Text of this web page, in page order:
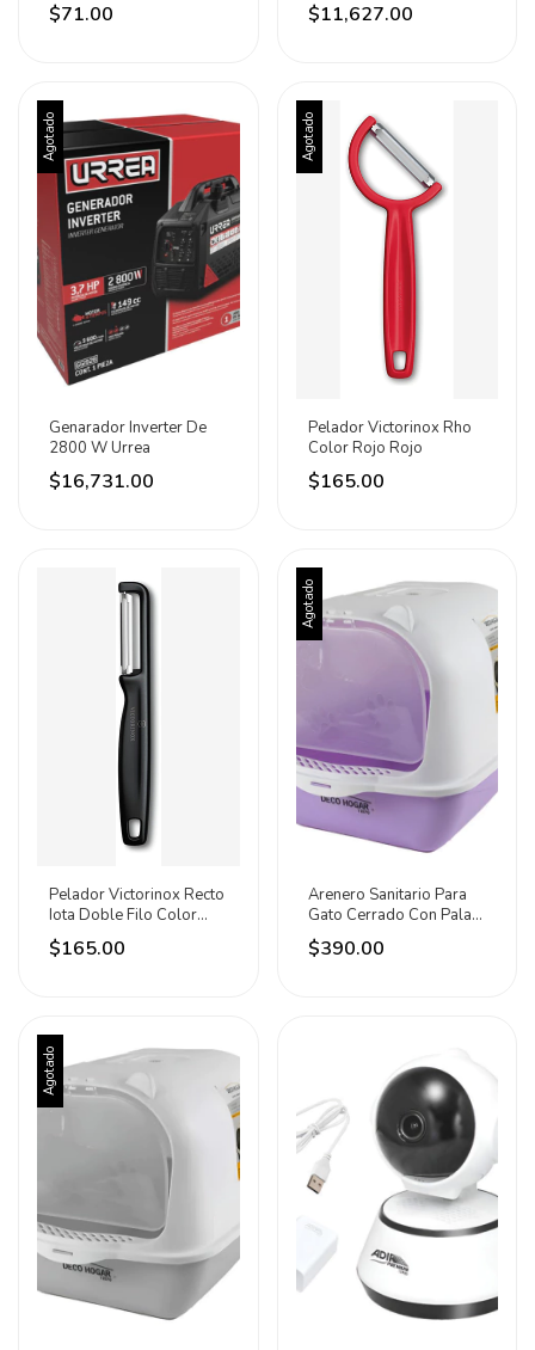
Básico Xs
$71.00 $11,627.00
Agotado
Genarador Inverter De
2800 W Urrea
$16,731.00
Agotado
Pelador Victorinox Rho
Color Rojo Rojo
$165.00
Pelador Victorinox Recto
Iota Doble Filo Color
Negro Negro
$165.00
Agotado
Arenero Sanitario Para
Gato Cerrado Con Pala
Deco Hogar Violeta
$390.00
Agotado